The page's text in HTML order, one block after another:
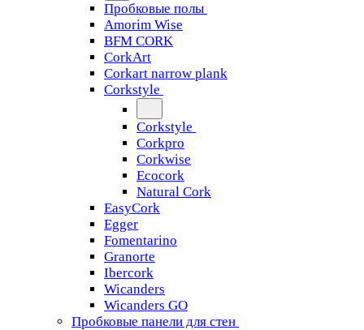
Пробковые полы
Amorim Wise
BFM CORK
CorkArt
Corkart narrow plank
Corkstyle
Corkstyle
Corkpro
Corkwise
Ecocork
Natural Cork
EasyCork
Egger
Fomentarino
Granorte
Ibercork
Wicanders
Wicanders GO
Пробковые панели для стен